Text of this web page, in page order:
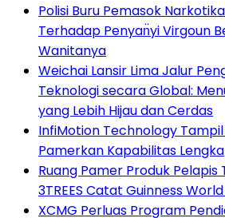
Polisi Buru Pemasok
Terhadap Penyan̈yi Virgoun
Wanitanya
Weichai Lansir Lima Jalur
Teknologi secara Global:
yang Lebih Hijau dan Cerdas
InfiMotion Technology
Pamerkan Kapabilitas
Ruang Pamer Produk
3TREES Catat Guinness
XCMG Perluas Program